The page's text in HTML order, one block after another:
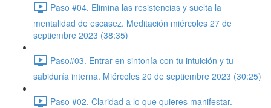
Paso #04. Elimina las resistencias y suelta la
mentalidad de escasez. Meditación miércoles 27 de
septiembre 2023 (38:35)
Paso#03. Entrar en sintonía con tu intuición y tu
sabiduría interna. Miércoles 20 de septiembre 2023 (30:25)
Paso #02. Claridad a lo que quieres manifestar.